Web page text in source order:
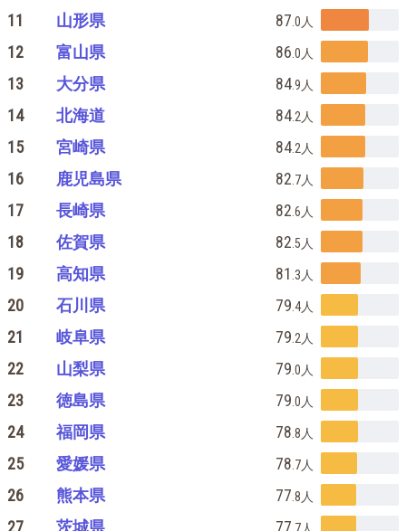
11 山形県 87 .0 人
12 富山県 86 .0 人
13 大分県 84.9 人
14 北海道 84 .2 人
15 宮崎県 84 .2 人
16 鹿児島県 82 .7人
17 長崎県 82 .6 人
18 佐賀県 82 .5 人
19 高知県 81 .3 人
20 石川県 79 .4人
21 岐阜県 79 .2 人
22 山梨県 79 .0 人
23 徳島県 79 .0 人
24 福岡県 78 .8 人
25 愛媛県 78 .7人
26 熊本県 77 .8 人
27 茨城県 77